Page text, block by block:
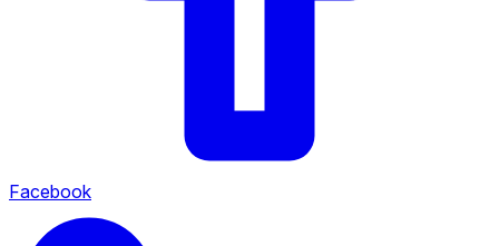
Facebook